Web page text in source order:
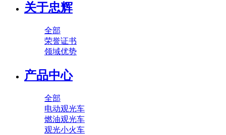
关于忠辉
全部
荣誉证书
领域优势
产品中心
全部
电动观光车
燃油观光车
观光小火车